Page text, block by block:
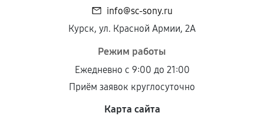
info@sc-sony.ru
Курск, ул. Красной Армии, 2А
Режим работы
Ежедневно с 9:00 до 21:00
Приём заявок круглосуточно
Карта сайта